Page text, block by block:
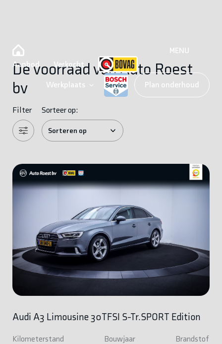
Aanbod Verkocht
Werkplaats Plan onderhoud
MENU
De voorraad van Auto Roest
bv
Filter Sorteer op:
Audi A3 Limousine 30TFSI S-Tr.SPORT Edition
Kilometerstand Bouwjaar Brandstof